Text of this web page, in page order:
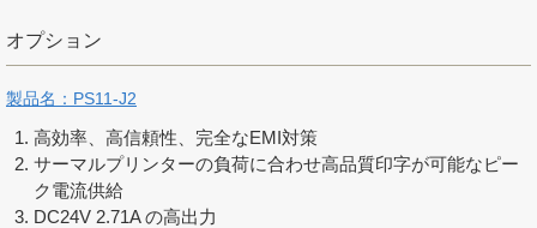
オプション
製品名：PS11-J2
高効率、高信頼性、完全なEMI対策
サーマルプリンターの負荷に合わせ高品質印字が可能なピー
ク電流供給
DC24V 2.71A の高出力